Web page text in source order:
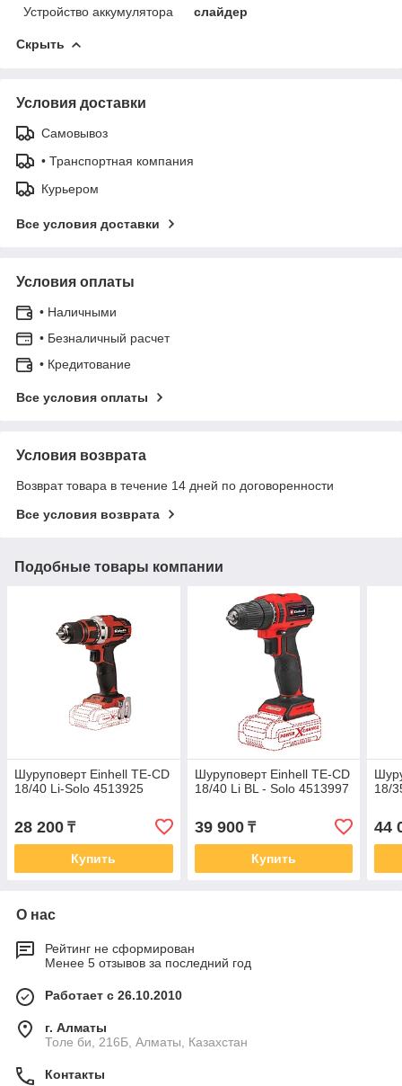
Устройство аккумулятора
слайдер
Скрыть
Условия доставки
Самовывоз
• Транспортная компания
Курьером
Все условия доставки
Условия оплаты
• Наличными
• Безналичный расчет
• Кредитование
Все условия оплаты
Условия возврата
Возврат товара в течение 14 дней по договоренности
Все условия возврата
Подобные товары компании
Шуруповерт Einhell TE-CD
18/40 Li-Solo 4513925
28 200 ₸
Купить
Шуруповерт Einhell TE-CD
18/40 Li BL - Solo 4513997
39 900₸
Купить
18/
44
О нас
Рейтинг не сформирован
Менее 5 отзывов за последний год
Работает с 26.10.2010
г. Алматы
Толе би, 216Б, Алматы, Казахстан
Контакты